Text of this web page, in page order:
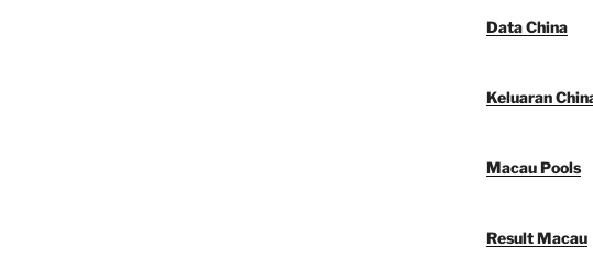
Data China
Keluaran
Macau Pools
Result Macau